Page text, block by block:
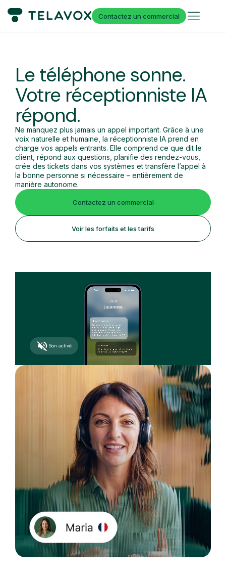
Contactez un commercial
Le téléphone sonne.
Votre réceptionniste IA
répond.
Ne manquez plus jamais un appel important. Grâce à une
voix naturelle et humaine, la réceptionniste IA prend en
charge vos appels entrants. Elle comprend ce que dit le
client, répond aux questions, planifie des rendez-vous,
crée des tickets dans vos systèmes et transfère l’appel à
la bonne personne si nécessaire – entièrement de
manière autonome.
Contactez un commercial
Voir les forfaits et les tarifs
Son activé